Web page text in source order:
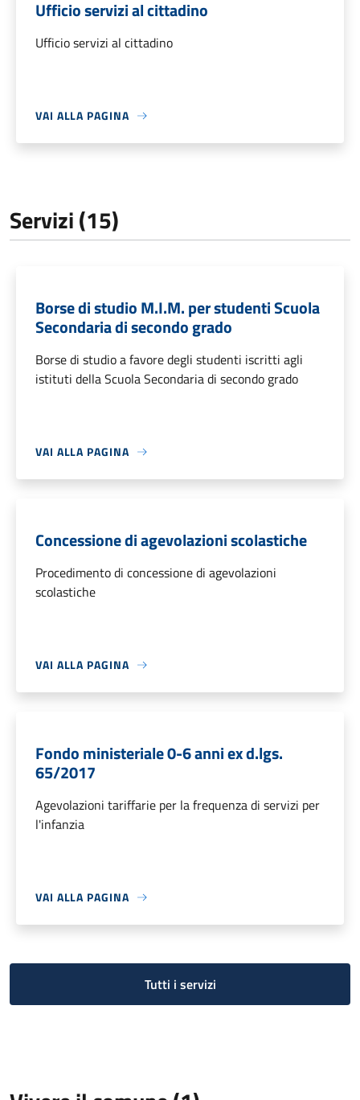
Ufficio servizi al cittadino
Ufficio servizi al cittadino
VAI ALLA PAGINA
Servizi (15)
Borse di studio M.I.M. per studenti Scuola
Secondaria di secondo grado
Borse di studio a favore degli studenti iscritti agli
istituti della Scuola Secondaria di secondo grado
VAI ALLA PAGINA
Concessione di agevolazioni scolastiche
Procedimento di concessione di agevolazioni
scolastiche
VAI ALLA PAGINA
Fondo ministeriale 0-6 anni ex d.lgs.
65/2017
Agevolazioni tariffarie per la frequenza di servizi per
l'infanzia
VAI ALLA PAGINA
Tutti i servizi